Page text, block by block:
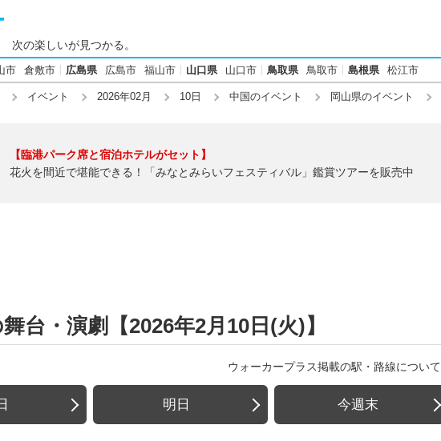
次の楽しいが見つかる。
市 倉敷市 広島県 広島市 福山市 山口県 山口市 鳥取県 鳥取市 島根県 松江市
イベント 2026年02月 10日 中国のイベント 岡山県のイベント
【臨港パーク席と宿泊ホテルがセット】
花火を間近で堪能できる！「みなとみらいフェスティバル」鑑賞ツアーを販売中
台・演劇【2026年2月10日(火)】
ウォーカープラス掲載の駅・路線について
明日 今週末